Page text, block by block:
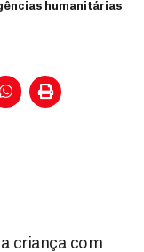
humanitárias
criança com